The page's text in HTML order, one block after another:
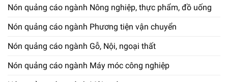
Nón quảng cáo ngành Nông nghiệp, thực phẩm, đồ uống
Nón quảng cáo ngành Phương tiện vận chuyển
Nón quảng cáo ngành Gỗ, Nội, ngoại thất
Nón quảng cáo ngành Máy móc công nghiệp